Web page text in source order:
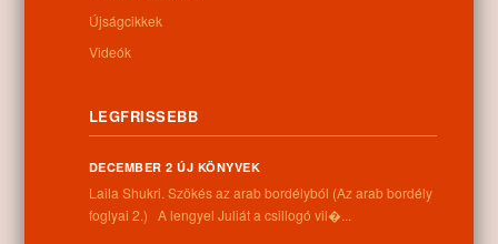
Információk
Újságcikkek
Videók
LEGFRISSEBB
DECEMBER 2 ÚJ KÖNYVEK
Laila Shukri. Szökés ​az arab bordélyból (Az arab bordély
foglyai 2.) A lengyel Juliát a csillogó vil�...